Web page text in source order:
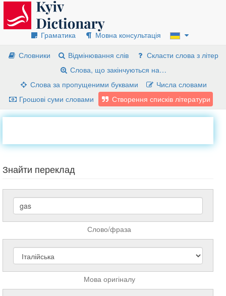
Граматика
Мовна консультація
Словники
Відмінювання слів
Скласти слова з літер
Слова, що закінчуються на…
Слова за пропущеними буквами
Числа словами
Грошові суми словами
Створення списків літератури
Знайти переклад
Слово/фраза
Мова оригіналу